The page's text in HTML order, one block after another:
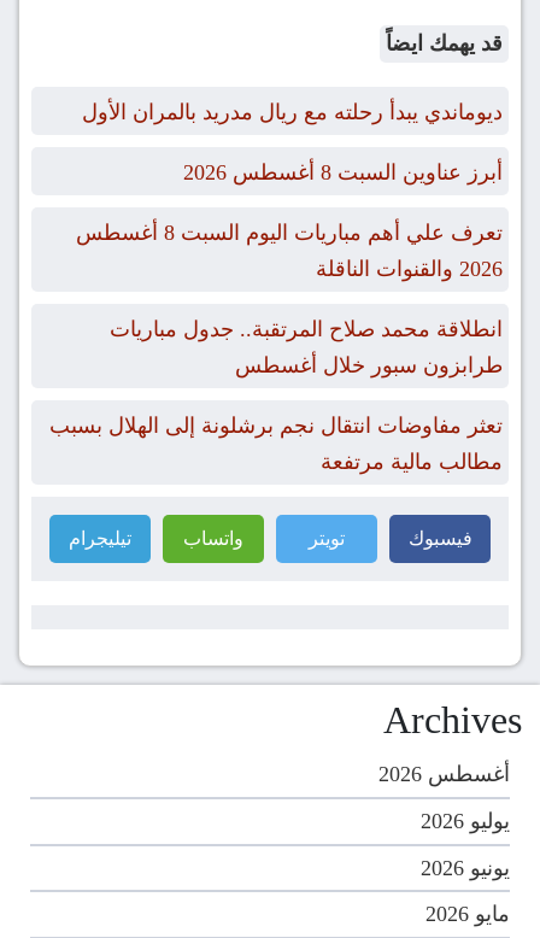
قد يهمك ايضاً
ديوماندي يبدأ رحلته مع ريال مدريد بالمران الأول
أبرز عناوين السبت 8 أغسطس 2026
تعرف علي أهم مباريات اليوم السبت 8 أغسطس
2026 والقنوات الناقلة
انطلاقة محمد صلاح المرتقبة.. جدول مباريات
طرابزون سبور خلال أغسطس
تعثر مفاوضات انتقال نجم برشلونة إلى الهلال بسبب
مطالب مالية مرتفعة
فيسبوك تويتر واتساب تيليجرام
Archives
أغسطس 2026
يوليو 2026
يونيو 2026
مايو 2026